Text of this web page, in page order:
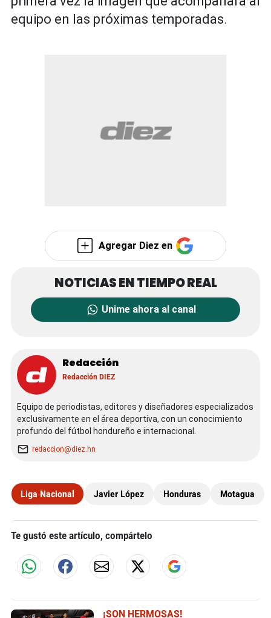
equipo en las próximas temporadas.
Agregar Diez en
Unime ahora al canal
Redacción
Redacción DIEZ
Equipo de periodistas, editores y diseñadores especializados
exclusivamente en el área deportiva, con un conocimiento
profundo del fútbol hondureño e internacional.
redaccion@diez.hn
Liga Nacional Javier López Honduras Motagua
Te gustó este artículo, compártelo
¡SON HERMOSAS!